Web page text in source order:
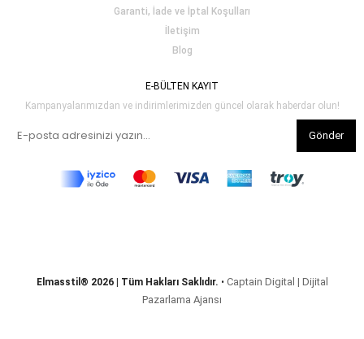
Garanti, İade ve İptal Koşulları
İletişim
Blog
E-BÜLTEN KAYIT
Kampanyalarımızdan ve indirimlerimizden güncel olarak haberdar olun!
Gönder
Elmasstil® 2026 | Tüm Hakları Saklıdır. • Captain Digital | Dijital
Pazarlama Ajansı